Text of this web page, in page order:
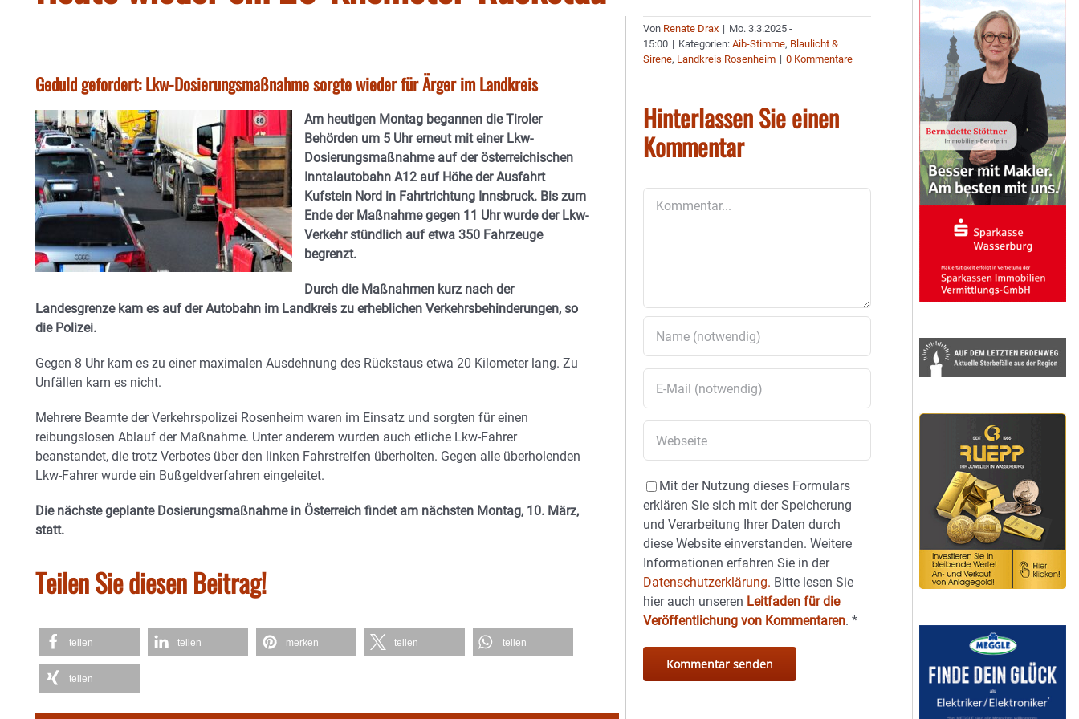
Geduld gefordert: Lkw-Dosierungsmaßnahme sorgte wieder für Ärger im Landkreis
Am heutigen Montag begannen die Tiroler
Behörden um 5 Uhr erneut mit einer Lkw-
Dosierungsmaßnahme auf der österreichischen
Inntalautobahn A12 auf Höhe der Ausfahrt
Kufstein Nord in Fahrtrichtung Innsbruck. Bis zum
Ende der Maßnahme gegen 11 Uhr wurde der Lkw-
Verkehr stündlich auf etwa 350 Fahrzeuge
begrenzt.
Durch die Maßnahmen kurz nach der
Landesgrenze kam es auf der Autobahn im Landkreis zu erheblichen Verkehrsbehinderungen, so
die Polizei.
Gegen 8 Uhr kam es zu einer maximalen Ausdehnung des Rückstaus etwa 20 Kilometer lang. Zu
Unfällen kam es nicht.
Mehrere Beamte der Verkehrspolizei Rosenheim waren im Einsatz und sorgten für einen
reibungslosen Ablauf der Maßnahme. Unter anderem wurden auch etliche Lkw-Fahrer
beanstandet, die trotz Verbotes über den linken Fahrstreifen überholten. Gegen alle überholenden
Lkw-Fahrer wurde ein Bußgeldverfahren eingeleitet.
Die nächste geplante Dosierungsmaßnahme in Österreich findet am nächsten Montag, 10. März,
statt.
Teilen Sie diesen Beitrag!
teilen teilen merken teilen teilen
teilen
Von Renate Drax | Mo. 3.3.2025 -
15:00 | Kategorien:Aib-Stimme, Blaulicht &
Sirene, Landkreis Rosenheim | 0 Kommentare
Hinterlassen Sie einen
Kommentar
Mit der Nutzung dieses Formulars
erklären Sie sich mit der Speicherung
und Verarbeitung Ihrer Daten durch
diese Website einverstanden. Weitere
Informationen erfahren Sie in der
Datenschutzerklärung. Bitte lesen Sie
hier auch unseren Leitfaden für die
Veröffentlichung von Kommentaren.*